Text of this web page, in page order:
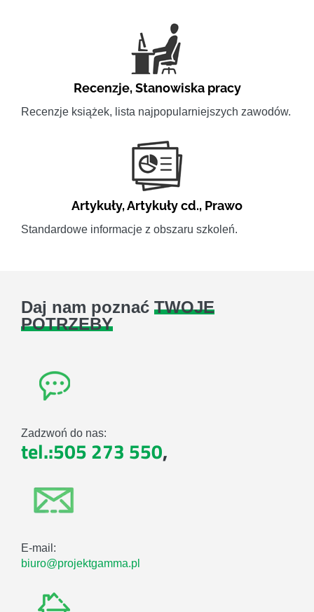
Recenzje,Stanowiska pracy
Recenzje książek, lista najpopularniejszych zawodów.
Artykuły,Artykuły cd., Prawo
Standardowe informacje z obszaru szkoleń.
Daj nam poznać TWOJE
POTRZEBY
Zadzwoń do nas:
tel.:505 273 550,
E-mail:
biuro@projektgamma.pl